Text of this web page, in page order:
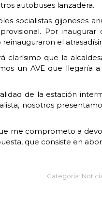
autobuses lanzadera.
socialistas gijoneses
Por
el
clarísimo que la
un AVE que llegaría
de la estación
nosotros
me comprometo a
que consiste en
Categoría: